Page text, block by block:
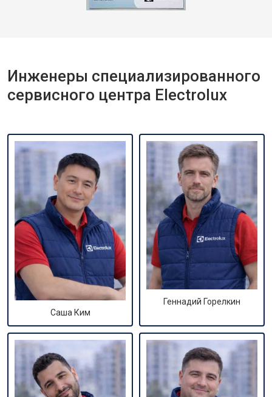
Инженеры специализированного
сервисного центра Electrolux
Саша Ким
Геннадий Горелкин